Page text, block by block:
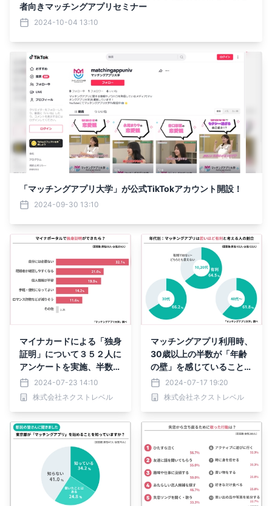
者向きマッチングアプリセミナー
2024-10-04 13:10
「マッチングアプリ大学」が公式TikTokアカウント開設！
2024-09-30 13:10
マイナカードによる「独身
証明」について３５２人に
アンケートを実施、半数は
マッチングアプリへの活用
に賛成
2024-07-23 14:10
株式会社ネクストレベル
マッチングアプリ利用時、
30歳以上の半数が「年齢
の壁」を感じていることが
判明2024-07-17 19:20
株式会社ネクストレベル